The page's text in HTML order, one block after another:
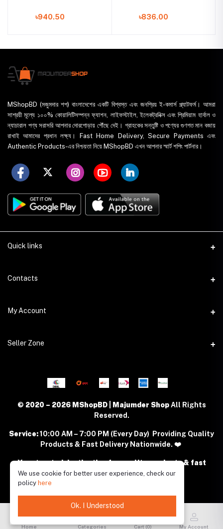
৳940.50 ৳836.00
MShopBD (মজুমদার শপ) বাংলাদেশের একটি বিশ্বস্ত এবং জনপ্রিয় ই-কমার্স প্ল্যাটফর্ম। আমরা
সাশ্রয়ী মূল্যে ১০০% কোয়ালিটিসম্পন্ন ফ্যাশন, লাইফস্টাইল, ইলেকট্রনিক্স এবং প্রিমিয়াম হার্বাল ও
ন্যাচারাল পণ্য সরাসরি আপনার দোরগোড়ায় পৌঁছে দেই। গ্রাহকের সন্তুষ্টি ও পণ্যের গুণগত মান বজায়
রাখাই আমাদের প্রধান লক্ষ্য। Fast Home Delivery, Secure Payments এবং
Authentic Products-এর নিশ্চয়তা নিয়ে MShopBD এখন আপনার স্মার্ট শপিং পার্টনার।
Quick links
WhatsApp
Contacts
Address
Janota Road, 8100, Dhaka, Bangladesh.
majumdershop77@gmail.com
My Account
Login
My Wishlist
Seller Zone
Download Seller App
© 2020 – 2026 MShopBD | Majumder ShopAll Rights
Reserved.
Service:10:00 AM – 7:00 PM (Every Day) Providing Quality
Products & Fast Delivery Nationwide. ❤️
Your trusted destination for quality products & fast
delivery in BD. ❤️
Home Categories Cart (0) My Account
We use cookie for better user experience, check our
policy here
Ok. I Understood